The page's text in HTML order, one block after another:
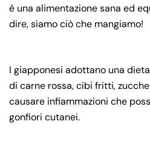
è una alimentazione sana ed
dire, siamo ciò che mangiamo!
I giapponesi adottano una
di carne rossa, cibi fritti,
causare infiammazioni che
gonfiori cutanei.